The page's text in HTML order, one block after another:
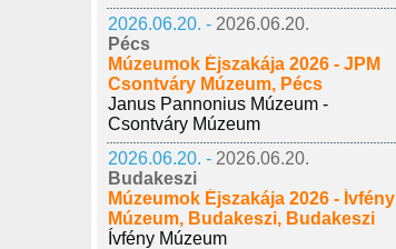
2026.06.20. - 2026.06.20.
Pécs
Múzeumok Éjszakája 2026 - JPM
Csontváry Múzeum, Pécs
Janus Pannonius Múzeum -
Csontváry Múzeum
2026.06.20. - 2026.06.20.
Budakeszi
Múzeumok Éjszakája 2026 - Ívfény
Múzeum, Budakeszi, Budakeszi
Ívfény Múzeum